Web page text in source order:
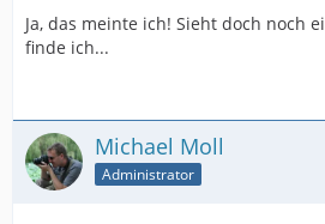
Ja, das meinte ich! Sieht doch noch
finde ich...
Michael Moll
Administrator